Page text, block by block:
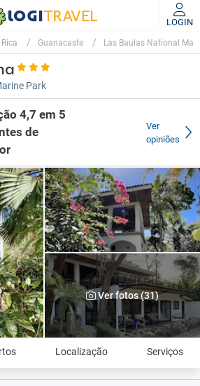
LOGIN
Guanacaste Las Baulas National
Park
Ver
opiniões
Ver fotos (31)
Localização Serviços